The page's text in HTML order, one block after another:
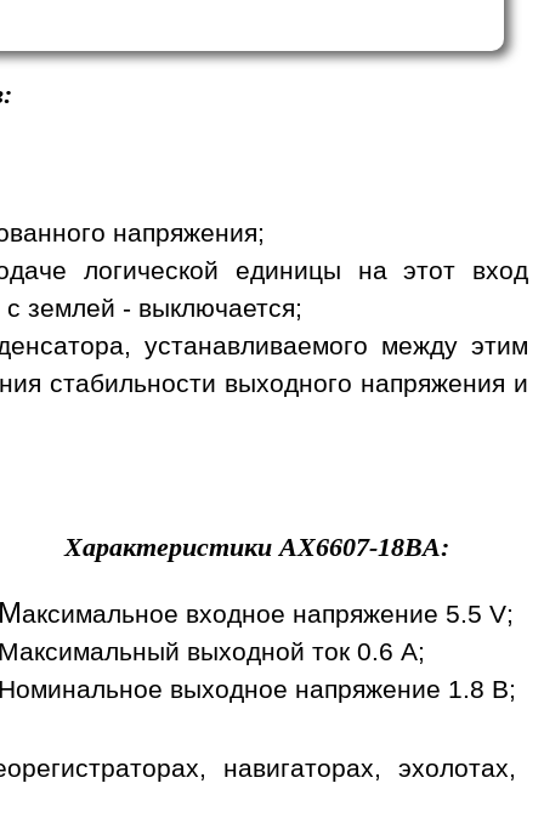
напряжения;
логической единицы на этот вход
землей - выключается;
устанавливаемого между этим
стабильности выходного напряжения и
Характеристики AX6607-18BA:
Максимальное входное напряжение 5.5 V;
Максимальный выходной ток 0.6 A;
Номинальное выходное напряжение 1.8 В;
навигаторах, эхолотах,